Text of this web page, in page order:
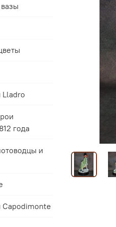
Lladro
года
и
Capodimonte